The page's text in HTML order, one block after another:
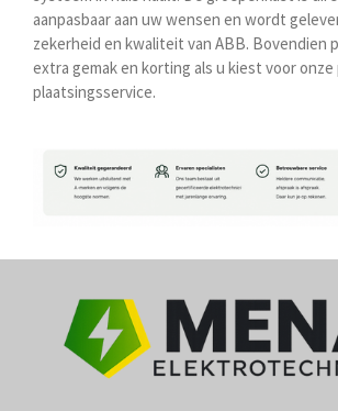
aanpasbaar aan uw wensen en wordt
zekerheid en kwaliteit van ABB. Bovendien
extra gemak en korting als u kiest voor
plaatsingsservice.